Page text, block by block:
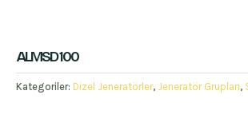
ALMSD 100
Kategoriler: Dizel Jeneratörler, Jeneratör Grupları,